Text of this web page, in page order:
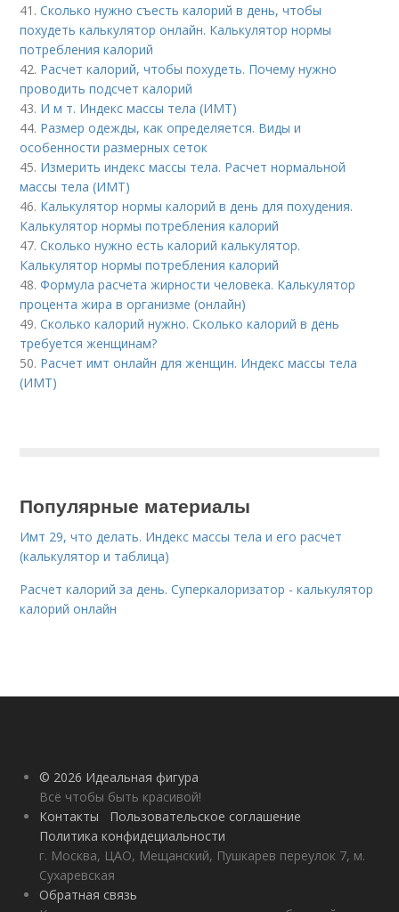
41.Сколько нужно съесть калорий в день, чтобы
похудеть калькулятор онлайн. Калькулятор нормы
потребления калорий
42. Расчет калорий, чтобы похудеть. Почему нужно
проводить подсчет калорий
43. И м т. Индекс массы тела (ИМТ)
44. Размер одежды, как определяется. Виды и
особенности размерных сеток
45. Измерить индекс массы тела. Расчет нормальной
массы тела (ИМТ)
46. Калькулятор нормы калорий в день для похудения.
Калькулятор нормы потребления калорий
47.Сколько нужно есть калорий калькулятор.
Калькулятор нормы потребления калорий
48.Формула расчета жирности человека. Калькулятор
процента жира в организме (онлайн)
49.Сколько калорий нужно. Сколько калорий в день
требуется женщинам?
50. Расчет имт онлайн для женщин. Индекс массы тела
(ИМТ)
Популярные материалы
Имт 29, что делать. Индекс массы тела и его расчет
(калькулятор и таблица)
Расчет калорий за день. Суперкалоризатор - калькулятор
калорий онлайн
© 2026 Идеальная фигура
Всё чтобы быть красивой!
Контакты
Пользовательское соглашение
Политика конфидециальности
г. Москва, ЦАО, Мещанский, Пушкарев переулок 7, м.
Сухаревская
Обратная связь